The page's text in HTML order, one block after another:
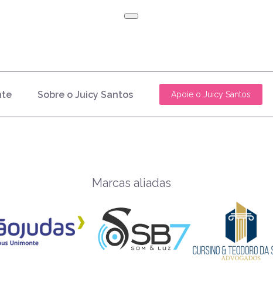
Sobre o Juicy Santos Apoie o Juicy Santos
Marcas aliadas